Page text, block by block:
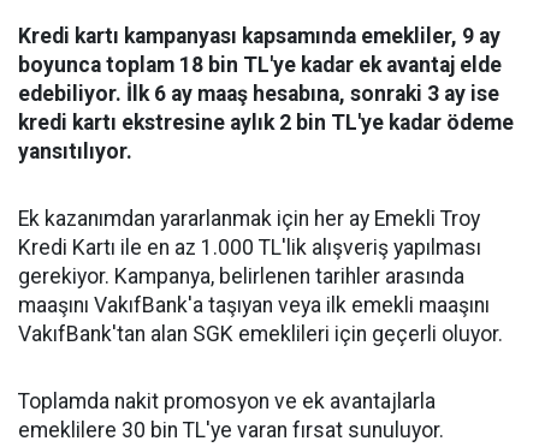
Kredi kartı kampanyası kapsamında emekliler, 9 ay
boyunca toplam 18 bin TL'ye kadar ek avantaj elde
edebiliyor. İlk 6 ay maaş hesabına, sonraki 3 ay ise
kredi kartı ekstresine aylık 2 bin TL'ye kadar ödeme
yansıtılıyor.
Ek kazanımdan yararlanmak için her ay Emekli Troy
Kredi Kartı ile en az 1.000 TL'lik alışveriş yapılması
gerekiyor. Kampanya, belirlenen tarihler arasında
maaşını VakıfBank'a taşıyan veya ilk emekli maaşını
VakıfBank'tan alan SGK emeklileri için geçerli oluyor.
Toplamda nakit promosyon ve ek avantajlarla
emeklilere 30 bin TL'ye varan fırsat sunuluyor.